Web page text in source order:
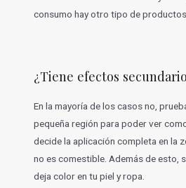
consumo hay otro tipo de productos.
¿Tiene efectos
En la mayoría de los casos no,
pequeña región para poder ver
decide la aplicación completa en la
no es comestible. Además de esto,
deja color en tu piel y ropa.